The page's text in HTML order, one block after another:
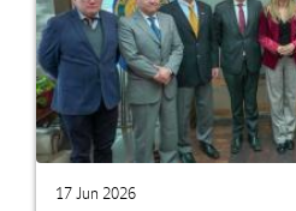
17 Jun 2026